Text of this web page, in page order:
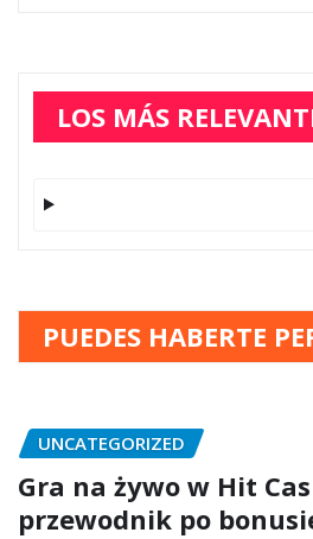
LOS MÁS
PUEDES HABERTE
UNCATEGORIZED
Gra na żywo w Hit
przewodnik po